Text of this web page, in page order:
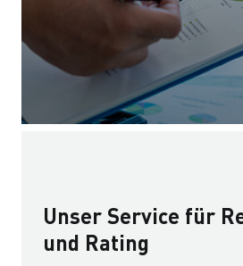
Unser Service für
und Rating